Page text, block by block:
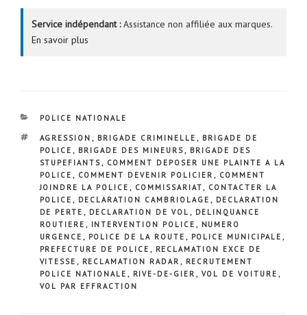
Service indépendant :Assistance non affiliée aux marques.
En savoir plus
CATÉGORIES
POLICE NATIONALE
ÉTIQUETTES
AGRESSION , BRIGADE CRIMINELLE , BRIGADE DE
POLICE , BRIGADE DES MINEURS, BRIGADE DES
STUPEFIANTS, COMMENT DEPOSER UNE PLAINTE A LA
POLICE , COMMENT DEVENIR POLICIER , COMMENT
JOINDRE LA POLICE , COMMISSARIAT, CONTACTER LA
POLICE , DECLARATION CAMBRIOLAGE , DECLARATION
DE PERTE , DECLARATION DE VOL , DELINQUANCE
ROUTIERE , INTERVENTION POLICE , NUMERO
URGENCE , POLICE DE LA ROUTE , POLICE MUNICIPALE ,
PREFECTURE DE POLICE , RECLAMATION EXCE DE
VITESSE , RECLAMATION RADAR , RECRUTEMENT
POLICE NATIONALE , RIVE-DE-GIER , VOL DE VOITURE ,
VOL PAR EFFRACTION